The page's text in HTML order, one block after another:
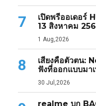
7
เปิดพรีออเดอร์
13 สิงหาคม
1 Aug,2026
8
เสียงคือตัวตน:
ฟังที่ออกแบบมา
30 Jul,2026
realme บุก